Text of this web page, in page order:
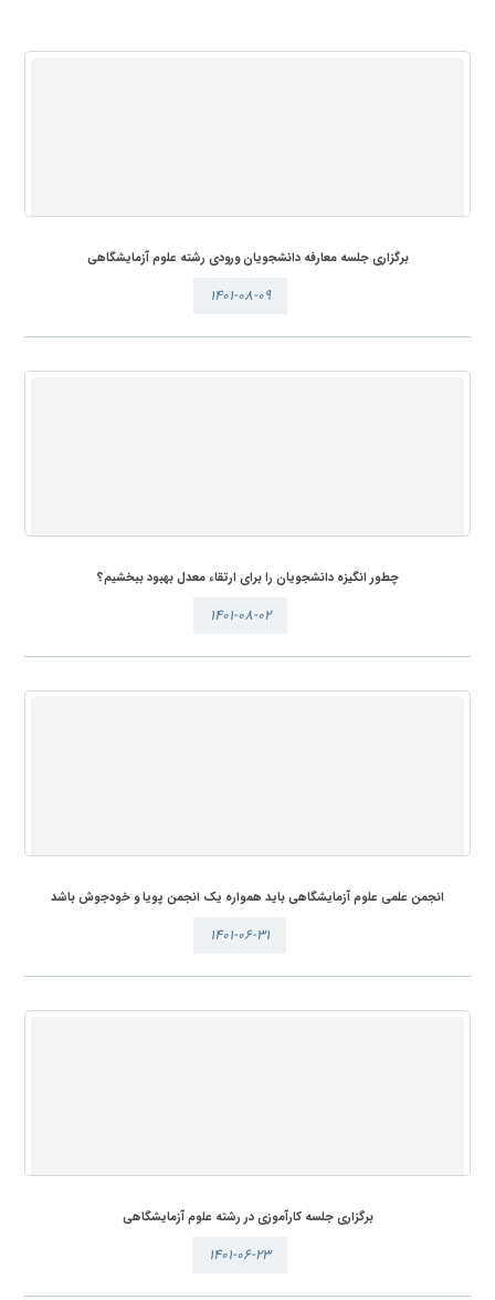
برگزاری جلسه معارفه دانشجویان ورودی رشته علوم آزمایشگاهی
۱۴۰۱-۰۸-۰۹
چطور انگیزه دانشجویان را برای ارتقاء معدل بهبود ببخشیم؟
۱۴۰۱-۰۸-۰۲
انجمن علمی علوم آزمایشگاهی باید همواره یک انجمن پویا و خودجوش باشد
۱۴۰۱-۰۶-۳۱
برگزاری جلسه کارآموزی در رشته علوم آزمایشگاهی
۱۴۰۱-۰۶-۲۳